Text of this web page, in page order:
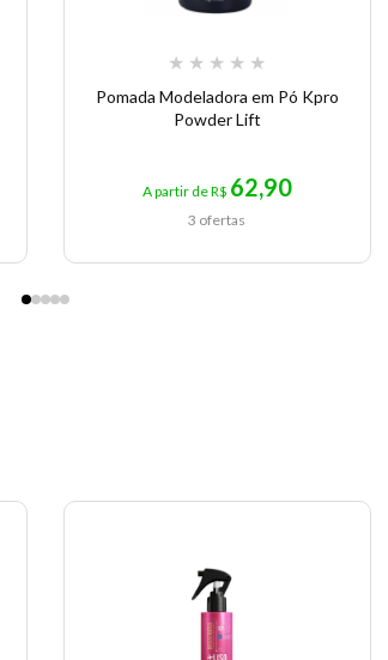
★ ★ ★ ★ ★
Pomada Modeladora em Pó Kpro
Powder Lift
A partir de R$ 62,90
3 ofertas